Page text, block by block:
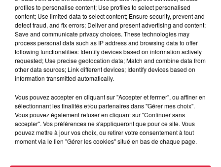
Depuis plusieurs jours, des habitants de Hoerdt ont vu de
l’eau brune s’écouler de leurs robinets. Face aux
nombreuses interrogations, la municipalité a pris...
profiles to personalise content; Use profiles to select personalised
content; Use limited data to select content; Ensure security, prevent and
detect fraud, and fix errors; Deliver and present advertising and content;
Save and communicate privacy choices. These technologies may
process personal data such as IP address and browsing data to offer
following functionalities: Identify devices based on information actively
requested; Use precise geolocation data; Match and combine data from
other data sources; Link different devices; Identify devices based on
information transmitted automatically.
Vous pouvez accepter en cliquant sur "Accepter et fermer", ou affiner en
sélectionnant les finalités et/ou partenaires dans "Gérer mes choix".
Vous pouvez également refuser en cliquant sur "Continuer sans
accepter". Vos préférences ne s'appliqueront que pour ce site. Vous
pouvez mettre à jour vos choix, ou retirer votre consentement à tout
moment via le lien "Gérer les cookies" situé en bas de chaque page.